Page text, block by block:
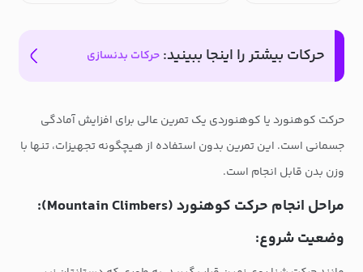
حرکات بیشتر را اینجا ببینید: حرکات بدنسازی
حرکت کوهنورد یا کوهنوردی یک تمرین عالی برای افزایش آمادگی
جسمانی است. این تمرین بدون استفاده از هیچگونه تجهیزات، تنها با
وزن بدن قابل انجام است.
مراحل انجام حرکت کوهنورد (Mountain Climbers):
وضعیت شروع: